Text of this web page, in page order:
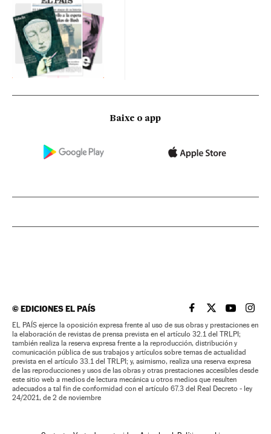
Baixe o app
©EDICIONES EL PAÍS EL PAÍS BRASIL EN
EL PAÍSEL PAÍS
EL
EL PAÍS ejerce la oposición expresa frente al uso de sus obras y prestaciones en
la elaboración de revistas de prensa prevista en el artículo 32.1 del TRLPI;
también realiza la reserva expresa frente a la reproducción, distribución y
comunicación pública de sus trabajos y artículos sobre temas de actualidad
prevista en el artículo 33.1 del TRLPI; y, asimismo, realiza una reserva expresa
de las reproducciones y usos de las obras y otras prestaciones accesibles desde
este sitio web a medios de lectura mecánica u otros medios que resulten
adecuados a tal fin de conformidad con el artículo 67.3 del Real Decreto - ley
24/2021, de 2 de noviembre